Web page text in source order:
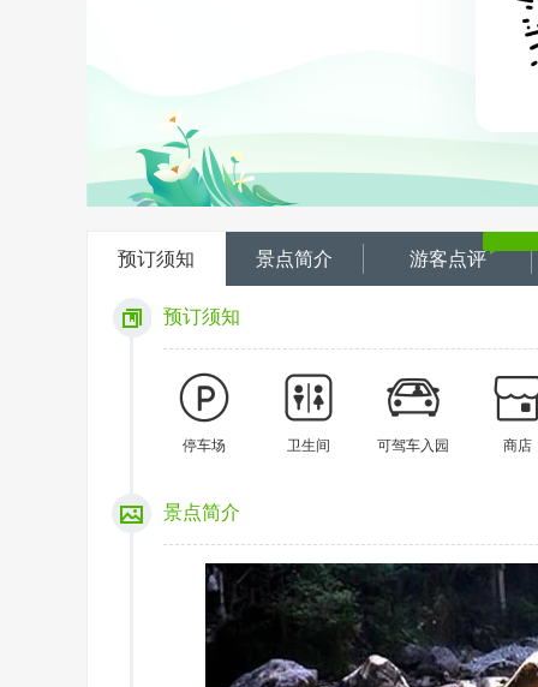
预订须知 景点简介 游客点评
预订须知
停车场 卫生间 可驾车入园 商店
景点简介